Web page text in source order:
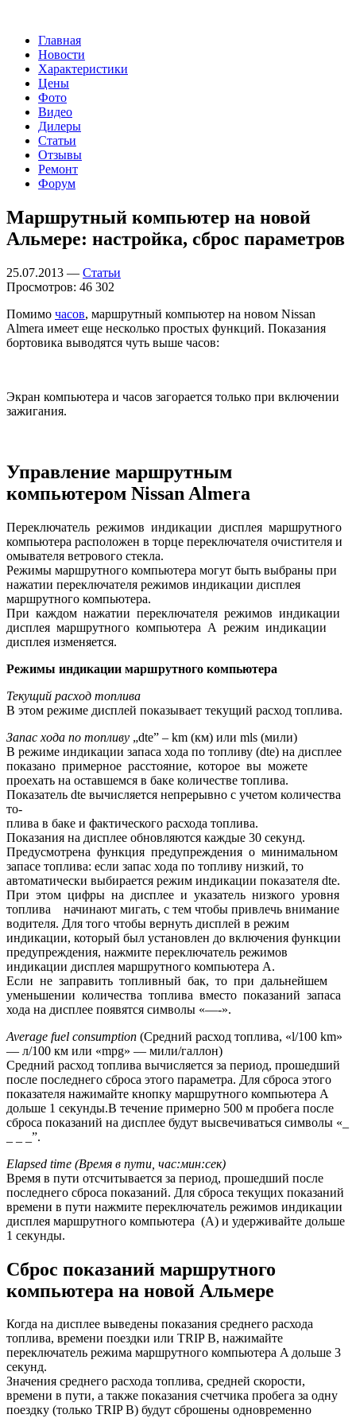
Главная
Новости
Характеристики
Цены
Фото
Видео
Дилеры
Статьи
Отзывы
Ремонт
Форум
Маршрутный компьютер на новой
Альмере: настройка, сброс параметров
25.07.2013 — Статьи
Просмотров: 46 302
Помимо часов, маршрутный компьютер на новом Nissan
Almera имеет еще несколько простых функций. Показания
бортовика выводятся чуть выше часов:
Экран компьютера и часов загорается только при включении
зажигания.
Управление маршрутным
компьютером Nissan Almera
Переключатель режимов индикации дисплея маршрутного
компьютера расположен в торце переключателя очистителя и
омывателя ветрового стекла.
Режимы маршрутного компьютера могут быть выбраны при
нажатии переключателя режимов индикации дисплея
маршрутного компьютера.
При каждом нажатии переключателя режимов индикации
дисплея маршрутного компьютера A режим индикации
дисплея изменяется.
Режимы индикации маршрутного компьютера
Текущий расход топлива
В этом режиме дисплей показывает текущий расход топлива.
Запас хода по топливу „dte” – km (км) или mls (мили)
В режиме индикации запаса хода по топливу (dte) на дисплее
показано примерное расстояние, которое вы можете
проехать на оставшемся в баке количестве топлива.
Показатель dte вычисляется непрерывно с учетом количества
то-
плива в баке и фактического расхода топлива.
Показания на дисплее обновляются каждые 30 секунд.
Предусмотрена функция предупреждения о минимальном
запасе топлива: если запас хода по топливу низкий, то
автоматически выбирается режим индикации показателя dte.
При этом цифры на дисплее и указатель низкого уровня
топлива начинают мигать, с тем чтобы привлечь внимание
водителя. Для того чтобы вернуть дисплей в режим
индикации, который был установлен до включения функции
предупреждения, нажмите переключатель режимов
индикации дисплея маршрутного компьютера A.
Если не заправить топливный бак, то при дальнейшем
уменьшении количества топлива вместо показаний запаса
хода на дисплее появятся символы «—-».
Average fuel consumption (Средний расход топлива, «l/100 km»
— л/100 км или «mpg» — мили/галлон)
Средний расход топлива вычисляется за период, прошедший
после последнего сброса этого параметра. Для сброса этого
показателя нажимайте кнопку маршрутного компьютера A
дольше 1 секунды.В течение примерно 500 м пробега после
сброса показаний на дисплее будут высвечиваться символы «_
_ _ _”.
Elapsed time (Время в пути, час:мин:сек)
Время в пути отсчитывается за период, прошедший после
последнего сброса показаний. Для сброса текущих показаний
времени в пути нажмите переключатель режимов индикации
дисплея маршрутного компьютера (А) и удерживайте дольше
1 секунды.
Сброс показаний маршрутного
компьютера на новой Альмере
Когда на дисплее выведены показания среднего расхода
топлива, времени поездки или TRIP B, нажимайте
переключатель режима маршрутного компьютера A дольше 3
секунд.
Значения среднего расхода топлива, средней скорости,
времени в пути, а также показания счетчика пробега за одну
поездку (только TRIP B) будут сброшены одновременно